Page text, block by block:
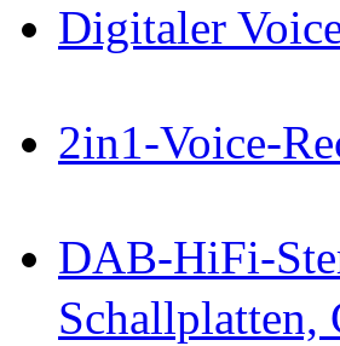
Digitaler
2in1-Voice-
DAB-HiFi-
Schallplatten,